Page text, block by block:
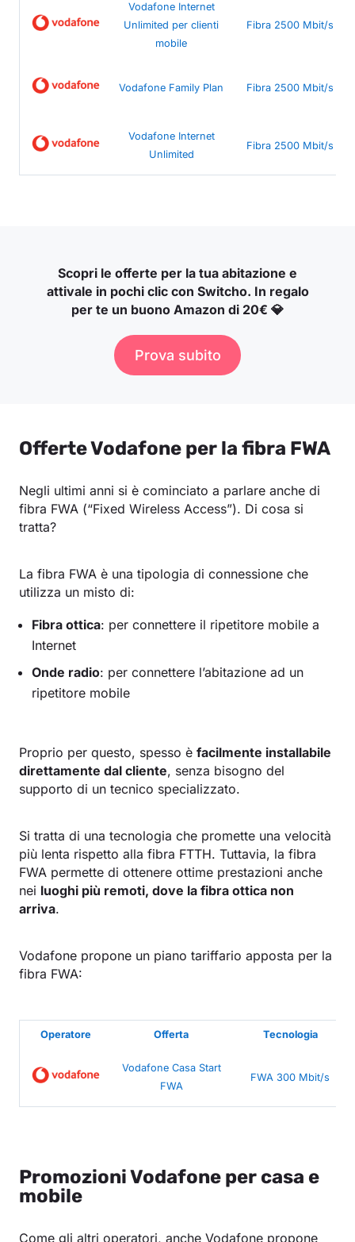
Vodafone Internet
Unlimited per clienti
mobile
Fibra 2500 Mbit/s
Vodafone Family Plan Fibra 2500 Mbit/s
Vodafone Internet
Unlimited
Fibra 2500 Mbit/s
Scopri le offerte per la tua abitazione e
attivale in pochi clic con Switcho. In regalo
per te un buono Amazon di 20€ 💎
Prova subito
Offerte Vodafone per la fibra FWA
Negli ultimi anni si è cominciato a parlare anche di
fibra FWA (“Fixed Wireless Access”). Di cosa si
tratta?
La fibra FWA è una tipologia di connessione che
utilizza un misto di:
Fibra ottica: per connettere il ripetitore mobile a
Internet
Onde radio: per connettere l’abitazione ad un
ripetitore mobile
Proprio per questo, spesso è facilmente installabile
direttamente dal cliente, senza bisogno del
supporto di un tecnico specializzato.
Si tratta di una tecnologia che promette una velocità
più lenta rispetto alla fibra FTTH. Tuttavia, la fibra
FWA permette di ottenere ottime prestazioni anche
nei luoghi più remoti, dove la fibra ottica non
arriva.
Vodafone propone un piano tariffario apposta per la
fibra FWA:
Operatore Offerta Tecnologia
Vodafone Casa Start
FWA
FWA 300 Mbit/s
Promozioni Vodafone per casa e
mobile
Come gli altri operatori, anche Vodafone propone